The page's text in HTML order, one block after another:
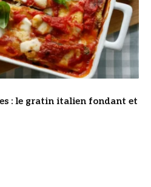
: le gratin italien fondant et